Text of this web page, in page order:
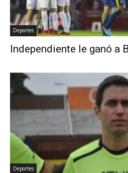
Deportes
Independiente le ganó a
Deportes